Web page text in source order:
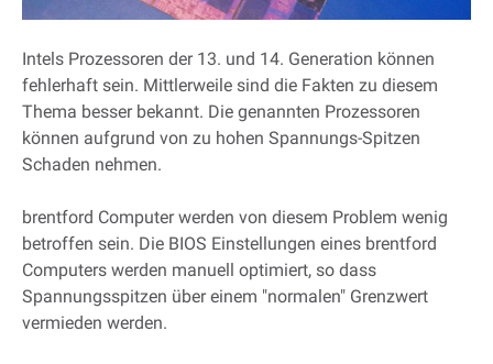
Intels Prozessoren der 13. und 14. Generation können
fehlerhaft sein. Mittlerweile sind die Fakten zu diesem
Thema besser bekannt. Die genannten Prozessoren
können aufgrund von zu hohen Spannungs-Spitzen
Schaden nehmen.
brentford Computer werden von diesem Problem wenig
betroffen sein. Die BIOS Einstellungen eines brentford
Computers werden manuell optimiert, so dass
Spannungsspitzen über einem "normalen" Grenzwert
vermieden werden.